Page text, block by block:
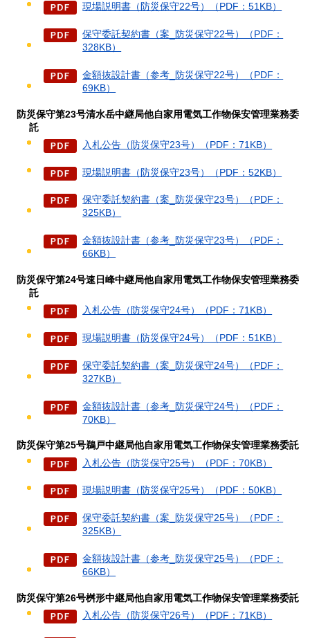
現場説明書（防災保守22号）（PDF：51KB）
保守委託契約書（案_防災保守22号）（PDF：
328KB）
金額抜設計書（参考_防災保守22号）（PDF：
69KB）
防災保守第23号清水岳中継局他自家用電気工作物保安管理業務委
託
入札公告（防災保守23号）（PDF：71KB）
現場説明書（防災保守23号）（PDF：52KB）
保守委託契約書（案_防災保守23号）（PDF：
325KB）
金額抜設計書（参考_防災保守23号）（PDF：
66KB）
防災保守第24号速日峰中継局他自家用電気工作物保安管理業務委
託
入札公告（防災保守24号）（PDF：71KB）
現場説明書（防災保守24号）（PDF：51KB）
保守委託契約書（案_防災保守24号）（PDF：
327KB）
金額抜設計書（参考_防災保守24号）（PDF：
70KB）
防災保守第25号鵜戸中継局他自家用電気工作物保安管理業務委託
入札公告（防災保守25号）（PDF：70KB）
現場説明書（防災保守25号）（PDF：50KB）
保守委託契約書（案_防災保守25号）（PDF：
325KB）
金額抜設計書（参考_防災保守25号）（PDF：
66KB）
防災保守第26号桝形中継局他自家用電気工作物保安管理業務委託
入札公告（防災保守26号）（PDF：71KB）